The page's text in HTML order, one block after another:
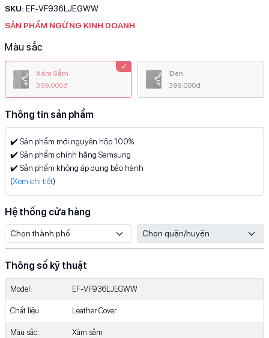
SKU: EF-VF936LJEGWW
SẢN PHẨM NGỪNG KINH DOANH
Màu sắc
Xám Sẫm
399,000đ
Đen
399,000đ
Thông tin sản phẩm
✔️ Sản phẩm mới nguyên hộp 100%
✔️ Sản phẩm chính hãng Samsung
✔️ Sản phẩm không áp dụng bảo hành
(Xem chi tiết)
Hệ thống cửa hàng
Thông số kỹ thuật
Model: EF-VF936LJEGWW
Chất liệu: Leather Cover
Màu sắc: Xám sẫm